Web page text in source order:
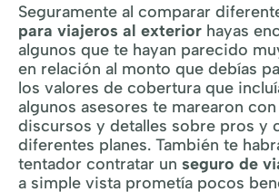
Seguramente al comparar
para viajeros al exterior hayas
algunos que te hayan parecido
en relación al monto que debías
los valores de cobertura que
algunos asesores te marearon
discursos y detalles sobre pros y
diferentes planes. También te
tentador contratar un seguro de
a simple vista prometía pocos